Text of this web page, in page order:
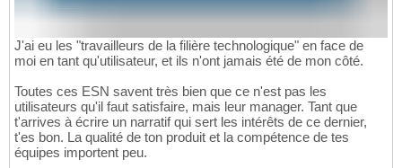
J'ai eu les "travailleurs de la filière technologique" en face de
moi en tant qu'utilisateur, et ils n'ont jamais été de mon côté.
Toutes ces ESN savent très bien que ce n'est pas les
utilisateurs qu'il faut satisfaire, mais leur manager. Tant que
t'arrives à écrire un narratif qui sert les intérêts de ce dernier,
t'es bon. La qualité de ton produit et la compétence de tes
équipes importent peu.